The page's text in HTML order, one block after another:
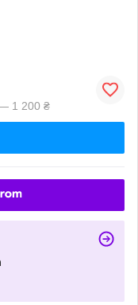
— 1 200 ₴